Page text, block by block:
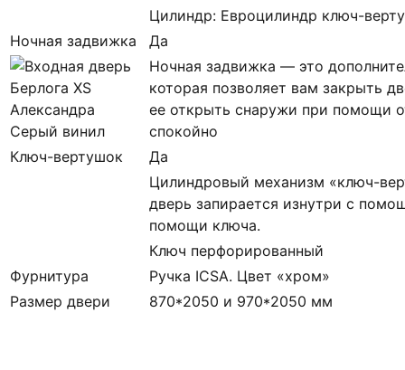
Цилиндр: Евроцилиндр ключ-
Ночная задвижка
Да
Ночная задвижка — это
которая позволяет вам закрыть
ее открыть снаружи при помощи
спокойно
Ключ-вертушок
Да
Цилиндровый механизм «ключ-
дверь запирается изнутри с
помощи ключа.
Ключ перфорированный
Фурнитура
Ручка ICSA. Цвет «хром»
Размер двери
870*2050 и 970*2050 мм